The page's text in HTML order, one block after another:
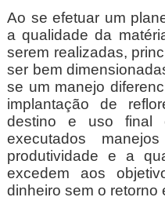
Ao se efetuar um
a qualidade da
serem realizadas,
ser bem
se um manejo
implantação de
destino e uso final
executados
produtividade e a
excedem aos
dinheiro sem o retorno